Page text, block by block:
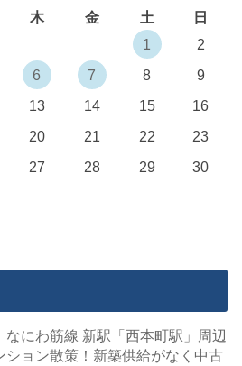
木 金 土
日
1
2
6 7 8
9
13 14 15
16
20 21 22
23
27 28 29
30
なにわ筋線 新駅「西本町駅」周辺
ション散策！新築供給がなく中古